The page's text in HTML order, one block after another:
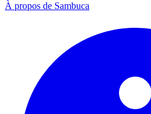
À propos de Sambuca